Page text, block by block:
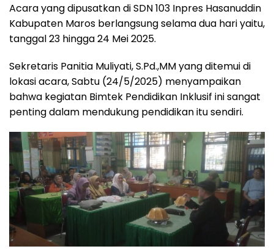
o
k
p
p
a
m
s
Acara yang dipusatkan di SDN 103 Inpres Hasanuddin
Kabupaten Maros berlangsung selama dua hari yaitu,
tanggal 23 hingga 24 Mei 2025.
Sekretaris Panitia Muliyati, S.Pd.,MM yang ditemui di
lokasi acara, Sabtu (24/5/2025) menyampaikan
bahwa kegiatan Bimtek Pendidikan Inklusif ini sangat
penting dalam mendukung pendidikan itu sendiri.